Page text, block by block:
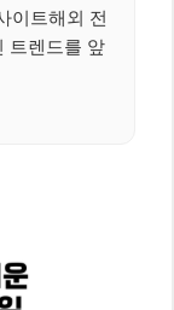
이트해외 전
트렌드를 앞